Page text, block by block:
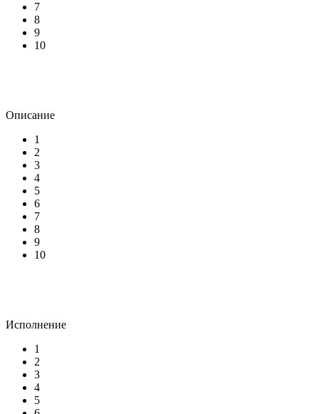
7
8
9
10
Описание
1
2
3
4
5
6
7
8
9
10
Исполнение
1
2
3
4
5